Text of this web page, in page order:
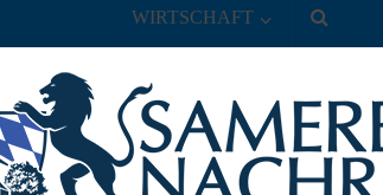
WIRTSCHAFT